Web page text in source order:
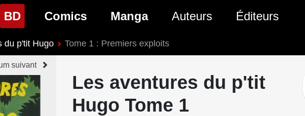
BD(page courante)
Nouveautés BD
Prochaines sorties BD
Genres BD
Comics
Nouveautés Comics
Manga
Nouveautés Manga
Auteurs Éditeurs
du p'tit Hugo Tome 1 : Premiers exploits
suivant
Les aventures du p'tit
Hugo Tome 1